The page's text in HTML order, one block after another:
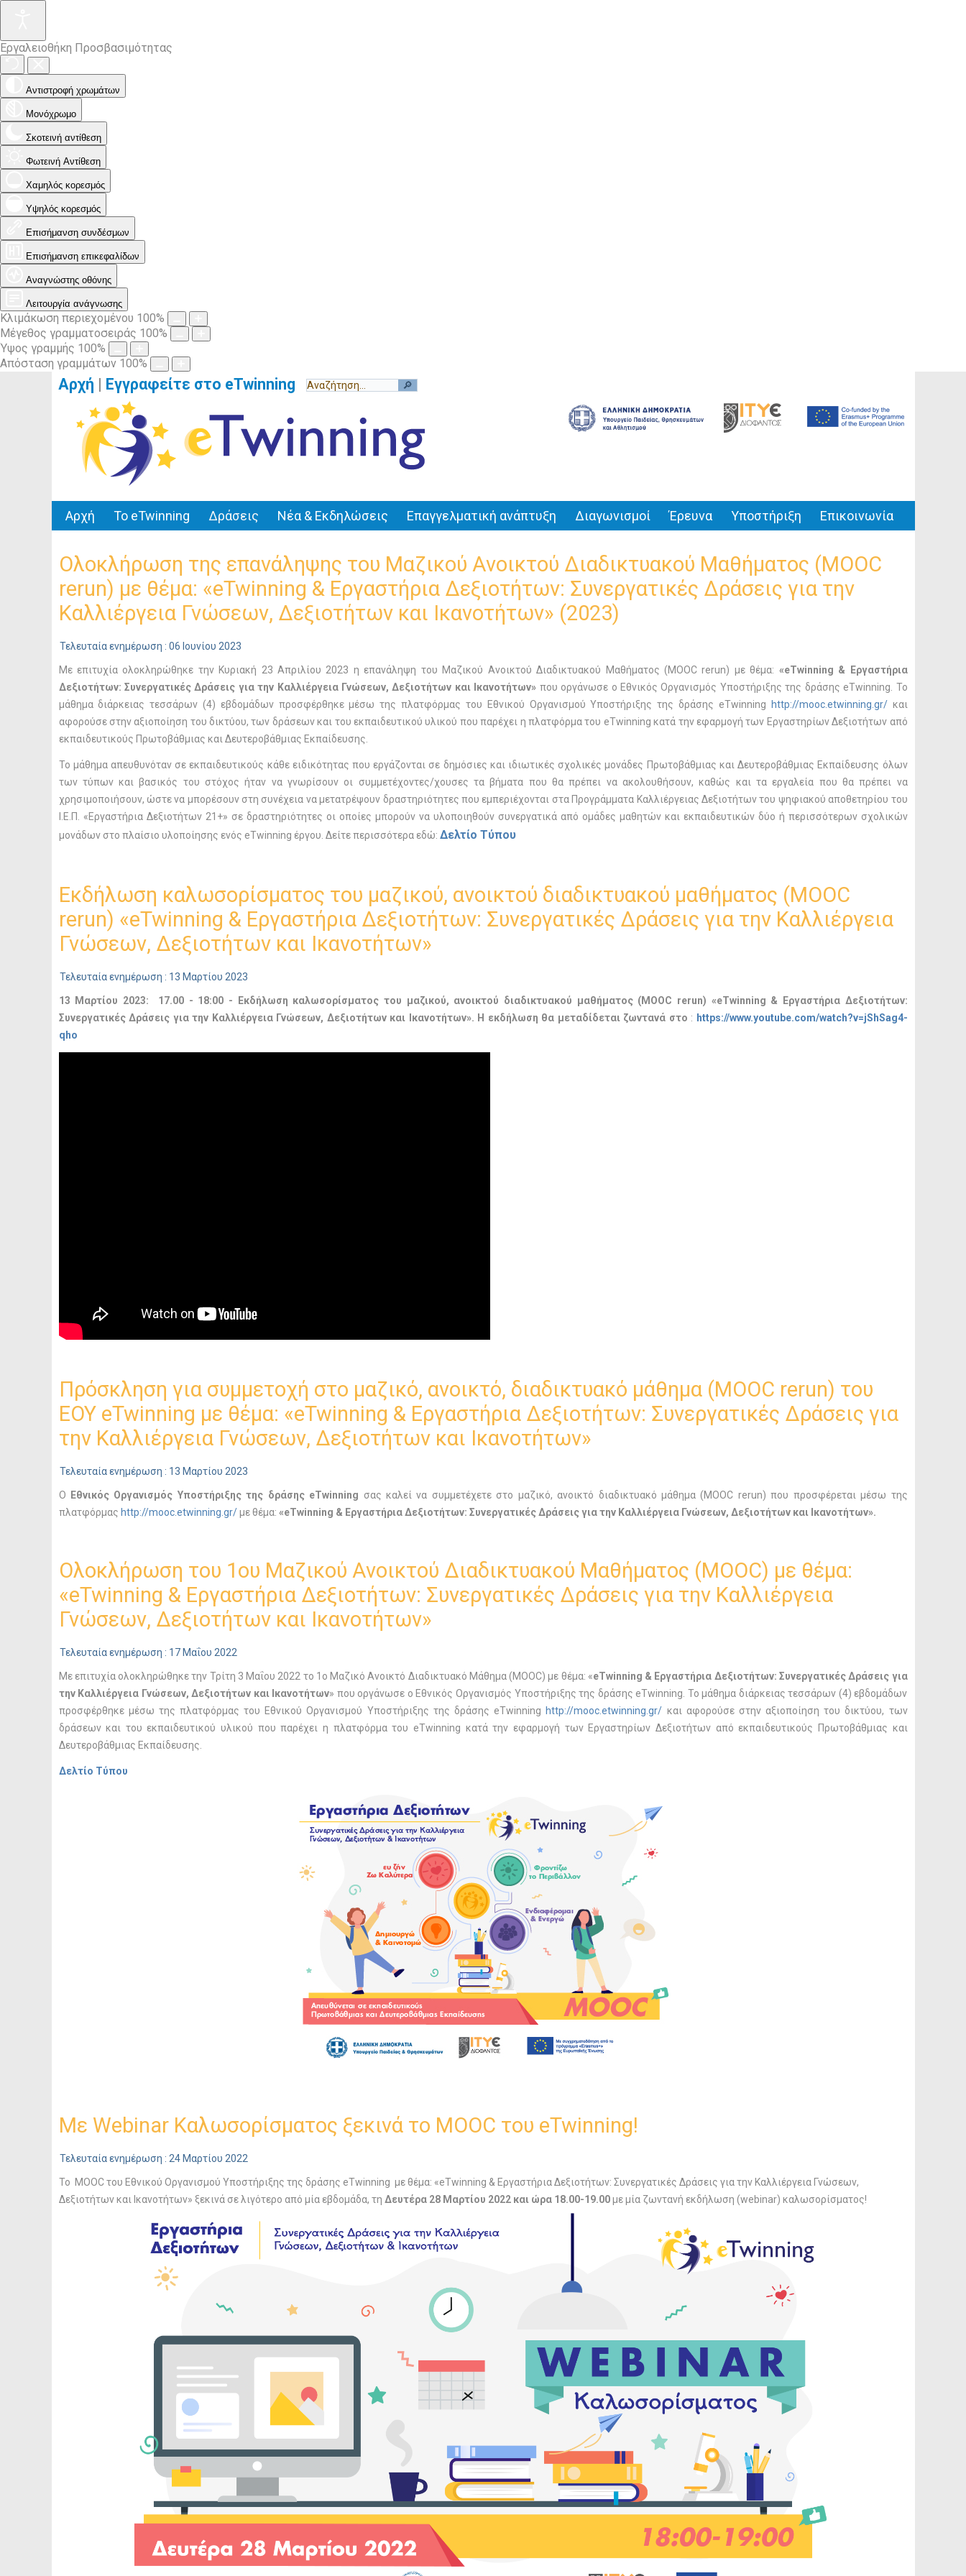
Εργαλειοθήκη Προσβασιμότητας
Αντιστροφή χρωμάτων
Μονόχρωμο
Σκοτεινή αντίθεση
Φωτεινή Αντίθεση
Χαμηλός κορεσμός
Υψηλός κορεσμός
Επισήμανση συνδέσμων
Επισήμανση επικεφαλίδων
Αναγνώστης οθόνης
Λειτουργία ανάγνωσης
Κλιμάκωση περιεχομένου 100%
Μέγεθος γραμματοσειράς 100%
Ύψος γραμμής 100%
Απόσταση γραμμάτων 100%
Αρχή | Εγγραφείτε στο eTwinning
Αρχή Το eTwinning Δράσεις Νέα & Εκδηλώσεις Επαγγελματική ανάπτυξη Διαγωνισμοί Έρευνα Υποστήριξη Επικοινωνία
Ολοκλήρωση της επανάληψης του Μαζικού Ανοικτού Διαδικτυακού Μαθήματος (ΜΟΟC
rerun) με θέμα: «eTwinning & Εργαστήρια Δεξιοτήτων: Συνεργατικές Δράσεις για την
Καλλιέργεια Γνώσεων, Δεξιοτήτων και Ικανοτήτων» (2023)
Τελευταία ενημέρωση : 06 Ιουνίου 2023
Με επιτυχία ολοκληρώθηκε την Κυριακή 23 Απριλίου 2023 η επανάληψη του Μαζικού Ανοικτού Διαδικτυακού Μαθήματος (ΜΟΟC rerun) με θέμα: «eTwinning & Εργαστήρια
Δεξιοτήτων: Συνεργατικές Δράσεις για την Καλλιέργεια Γνώσεων, Δεξιοτήτων και Ικανοτήτων» που οργάνωσε ο Εθνικός Οργανισμός Υποστήριξης της δράσης eTwinning. Το
μάθημα διάρκειας τεσσάρων (4) εβδομάδων προσφέρθηκε μέσω της πλατφόρμας του Εθνικού Οργανισμού Υποστήριξης της δράσης eTwinning
http://mooc.etwinning.gr/και
αφορούσε στην αξιοποίηση του δικτύου, των δράσεων και του εκπαιδευτικού υλικού που παρέχει η πλατφόρμα του eTwinning κατά την εφαρμογή των Εργαστηρίων Δεξιοτήτων από
εκπαιδευτικούς Πρωτοβάθμιας και Δευτεροβάθμιας Εκπαίδευσης.
Το μάθημα απευθυνόταν σε εκπαιδευτικούς κάθε ειδικότητας που εργάζονται σε δημόσιες και ιδιωτικές σχολικές μονάδες Πρωτοβάθμιας και Δευτεροβάθμιας Εκπαίδευσης όλων
των τύπων και βασικός του στόχος ήταν να γνωρίσουν οι συμμετέχοντες/χουσες τα βήματα που θα πρέπει να ακολουθήσουν, καθώς και τα εργαλεία που θα πρέπει να
χρησιμοποιήσουν, ώστε να μπορέσουν στη συνέχεια να μετατρέψουν δραστηριότητες που εμπεριέχονται στα Προγράμματα Καλλιέργειας Δεξιοτήτων του ψηφιακού αποθετηρίου του
Ι.Ε.Π. «Εργαστήρια Δεξιοτήτων 21+» σε δραστηριότητες οι οποίες μπορούν να υλοποιηθούν συνεργατικά από ομάδες μαθητών και εκπαιδευτικών δύο ή περισσότερων σχολικών
μονάδων στο πλαίσιο υλοποίησης ενός eTwinning έργου. Δείτε περισσότερα εδώ: Δελτίο Τύπου
Εκδήλωση καλωσορίσματος του μαζικού, ανοικτού διαδικτυακού μαθήματος (MOOC
rerun) «eTwinning & Εργαστήρια Δεξιοτήτων: Συνεργατικές Δράσεις για την Καλλιέργεια
Γνώσεων, Δεξιοτήτων και Ικανοτήτων»
Τελευταία ενημέρωση : 13 Μαρτίου 2023
13 Μαρτίου 2023: 17.00 - 18:00 - Εκδήλωση καλωσορίσματος του μαζικού, ανοικτού διαδικτυακού μαθήματος (MOOC rerun) «eTwinning & Εργαστήρια Δεξιοτήτων:
Συνεργατικές Δράσεις για την Καλλιέργεια Γνώσεων, Δεξιοτήτων και Ικανοτήτων». Η εκδήλωση θα μεταδίδεται ζωντανά στο : https://www.youtube.com/watch?v=jShSag4-
qho
Πρόσκληση για συμμετοχή στο μαζικό, ανοικτό, διαδικτυακό μάθημα (ΜΟΟC rerun) του
ΕΟΥ eTwinning με θέμα: «eTwinning & Eργαστήρια Δεξιοτήτων: Συνεργατικές Δράσεις για
την Καλλιέργεια Γνώσεων, Δεξιοτήτων και Ικανοτήτων»
Τελευταία ενημέρωση : 13 Μαρτίου 2023
Ο Εθνικός Οργανισμός Υποστήριξης της δράσης eTwinning σας καλεί να συμμετέχετε στο μαζικό, ανοικτό διαδικτυακό μάθημα (MOOC rerun) που προσφέρεται μέσω της
πλατφόρμας http://mooc.etwinning.gr/με θέμα: «eTwinning & Εργαστήρια Δεξιοτήτων: Συνεργατικές Δράσεις για την Καλλιέργεια Γνώσεων, Δεξιοτήτων και Ικανοτήτων».
Ολοκλήρωση του 1ου Μαζικού Ανοικτού Διαδικτυακού Μαθήματος (ΜΟΟC) με θέμα:
«eTwinning & Εργαστήρια Δεξιοτήτων: Συνεργατικές Δράσεις για την Καλλιέργεια
Γνώσεων, Δεξιοτήτων και Ικανοτήτων»
Τελευταία ενημέρωση : 17 Μαΐου 2022
Με επιτυχία ολοκληρώθηκε την Τρίτη 3 Μαΐου 2022 το 1ο Μαζικό Ανοικτό Διαδικτυακό Μάθημα (ΜΟΟC) με θέμα: «eTwinning & Εργαστήρια Δεξιοτήτων: Συνεργατικές Δράσεις για
την Καλλιέργεια Γνώσεων, Δεξιοτήτων και Ικανοτήτων» που οργάνωσε ο Εθνικός Οργανισμός Υποστήριξης της δράσης eTwinning. Το μάθημα διάρκειας τεσσάρων (4) εβδομάδων
προσφέρθηκε μέσω της πλατφόρμας του Εθνικού Οργανισμού Υποστήριξης της δράσης eTwinning http://mooc.etwinning.gr/ και αφορούσε στην αξιοποίηση του δικτύου, των
δράσεων και του εκπαιδευτικού υλικού που παρέχει η πλατφόρμα του eTwinning κατά την εφαρμογή των Εργαστηρίων Δεξιοτήτων από εκπαιδευτικούς Πρωτοβάθμιας και
Δευτεροβάθμιας Εκπαίδευσης.
Δελτίο Τύπου
Με Webinar Καλωσορίσματος ξεκινά το MOOC του eTwinning!
Τελευταία ενημέρωση : 24 Μαρτίου 2022
To MOOC του Εθνικού Οργανισμού Υποστήριξης της δράσης eTwinning με θέμα: «eTwinning & Εργαστήρια Δεξιοτήτων: Συνεργατικές Δράσεις για την Καλλιέργεια Γνώσεων,
Δεξιοτήτων και Ικανοτήτων» ξεκινά σε λιγότερο από μία εβδομάδα, τη Δευτέρα 28 Μαρτίου 2022 και ώρα 18.00-19.00με μία ζωντανή εκδήλωση (webinar) καλωσορίσματος!